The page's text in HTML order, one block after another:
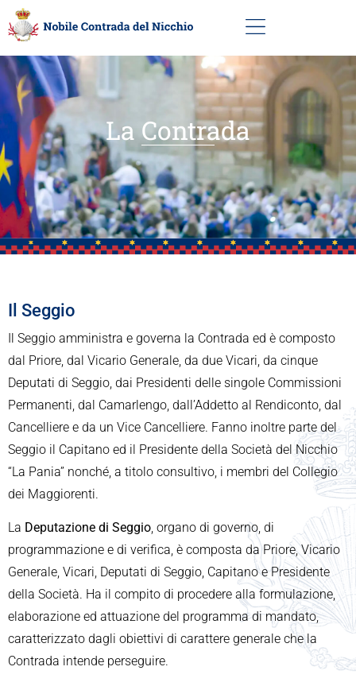
La Contrada
Il Seggio
Il Seggio amministra e governa la Contrada ed è composto
dal Priore, dal Vicario Generale, da due Vicari, da cinque
Deputati di Seggio, dai Presidenti delle singole Commissioni
Permanenti, dal Camarlengo, dall’Addetto al Rendiconto, dal
Cancelliere e da un Vice Cancelliere. Fanno inoltre parte del
Seggio il Capitano ed il Presidente della Società del Nicchio
“La Pania” nonché, a titolo consultivo, i membri del Collegio
dei Maggiorenti.
La Deputazione di Seggio, organo di governo, di
programmazione e di verifica, è composta da Priore, Vicario
Generale, Vicari, Deputati di Seggio, Capitano e Presidente
della Società. Ha il compito di procedere alla formulazione,
elaborazione ed attuazione del programma di mandato,
caratterizzato dagli obiettivi di carattere generale che la
Contrada intende perseguire.